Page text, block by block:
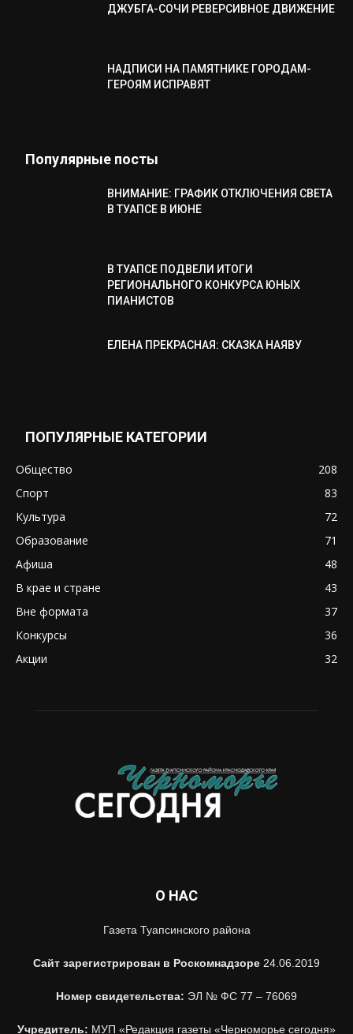
ДЖУБГА-СОЧИ РЕВЕРСИВНОЕ ДВИЖЕНИЕ
НАДПИСИ НА ПАМЯТНИКЕ ГОРОДАМ-
ГЕРОЯМ ИСПРАВЯТ
Популярные посты
ВНИМАНИЕ: ГРАФИК ОТКЛЮЧЕНИЯ СВЕТА
В ТУАПСЕ В ИЮНЕ
В ТУАПСЕ ПОДВЕЛИ ИТОГИ
РЕГИОНАЛЬНОГО КОНКУРСА ЮНЫХ
ПИАНИСТОВ
ЕЛЕНА ПРЕКРАСНАЯ: СКАЗКА НАЯВУ
ПОПУЛЯРНЫЕ КАТЕГОРИИ
Общество
208
Спорт
83
Культура
72
Образование
71
Афиша
48
В крае и стране
43
Вне формата
37
Конкурсы
36
Акции
32
О НАС
Газета Туапсинского района
Сайт зарегистрирован в Роскомнадзоре 24.06.2019
Номер свидетельства: ЭЛ № ФС 77 – 76069
Учредитель: МУП «Редакция газеты «Черноморье сегодня»